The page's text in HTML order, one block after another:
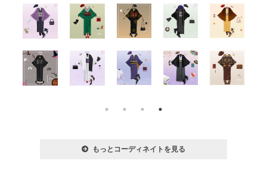
もっとコーディネイトを見る